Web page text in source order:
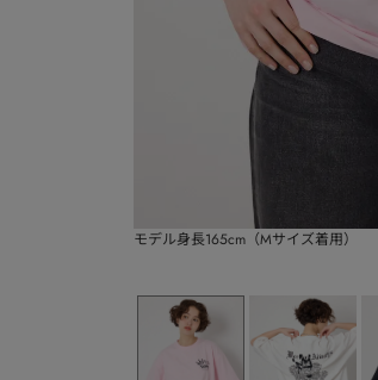
モデル身長165cm（Mサイズ着用）